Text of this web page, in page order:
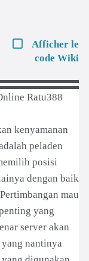
Afficher le
code Wiki